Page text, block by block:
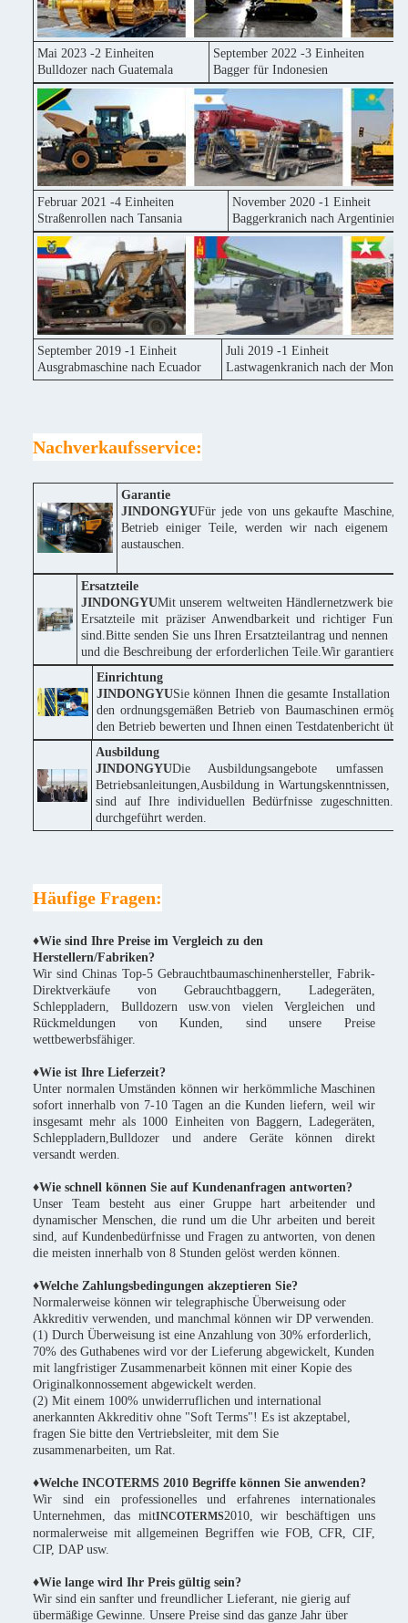
Mai 2023 -2 Einheiten
Bulldozer nach Guatemala
September 2022 -3 Einheiten
Bagger für Indonesien
Februar 2021 -4 Einheiten
Straßenrollen nach Tansania
November 2020 -1 Einheit
Baggerkranich nach Argentinien
September 2019 -1 Einheit
Ausgrabmaschine nach Ecuador
Juli 2019 -1 Einheit
Lastwagenkranich nach der
Nachverkaufsservice:
Garantie
JINDONGYUFür jede von uns gekaufte Maschine,
Betrieb einiger Teile, werden wir nach eigenem
austauschen.
Ersatzteile
JINDONGYUMit unserem weltweiten Händlernetzwerk
Ersatzteile mit präziser Anwendbarkeit und richtiger
sind.Bitte senden Sie uns Ihren Ersatzteilantrag und nennen
und die Beschreibung der erforderlichen Teile.Wir
Einrichtung
JINDONGYUSie können Ihnen die gesamte Installation
den ordnungsgemäßen Betrieb von Baumaschinen
den Betrieb bewerten und Ihnen einen Testdatenbericht
Ausbildung
JINDONGYUDie Ausbildungsangebote
Betriebsanleitungen,Ausbildung in Wartungskenntnissen,
sind auf Ihre individuellen Bedürfnisse
durchgeführt werden.
Häufige Fragen:
♦Wie sind Ihre Preise im Vergleich zu den
Herstellern/Fabriken?
Wir sind Chinas Top-5 Gebrauchtbaumaschinenhersteller, Fabrik-
Direktverkäufe von Gebrauchtbaggern, Ladegeräten,
Schleppladern, Bulldozern usw.von vielen Vergleichen und
Rückmeldungen von Kunden, sind unsere Preise
wettbewerbsfähiger.
♦Wie ist Ihre Lieferzeit?
Unter normalen Umständen können wir herkömmliche Maschinen
sofort innerhalb von 7-10 Tagen an die Kunden liefern, weil wir
insgesamt mehr als 1000 Einheiten von Baggern, Ladegeräten,
Schleppladern,Bulldozer und andere Geräte können direkt
versandt werden.
♦Wie schnell können Sie auf Kundenanfragen antworten?
Unser Team besteht aus einer Gruppe hart arbeitender und
dynamischer Menschen, die rund um die Uhr arbeiten und bereit
sind, auf Kundenbedürfnisse und Fragen zu antworten, von denen
die meisten innerhalb von 8 Stunden gelöst werden können.
♦Welche Zahlungsbedingungen akzeptieren Sie?
Normalerweise können wir telegraphische Überweisung oder
Akkreditiv verwenden, und manchmal können wir DP verwenden.
(1) Durch Überweisung ist eine Anzahlung von 30% erforderlich,
70% des Guthabenes wird vor der Lieferung abgewickelt, Kunden
mit langfristiger Zusammenarbeit können mit einer Kopie des
Originalkonnossement abgewickelt werden.
(2) Mit einem 100% unwiderruflichen und international
anerkannten Akkreditiv ohne "Soft Terms"! Es ist akzeptabel,
fragen Sie bitte den Vertriebsleiter, mit dem Sie
zusammenarbeiten, um Rat.
♦Welche INCOTERMS 2010 Begriffe können Sie anwenden?
Wir sind ein professionelles und erfahrenes internationales
Unternehmen, das mitINCOTERMS2010, wir beschäftigen uns
normalerweise mit allgemeinen Begriffen wie FOB, CFR, CIF,
CIP, DAP usw.
♦Wie lange wird Ihr Preis gültig sein?
Wir sind ein sanfter und freundlicher Lieferant, nie gierig auf
übermäßige Gewinne. Unsere Preise sind das ganze Jahr über